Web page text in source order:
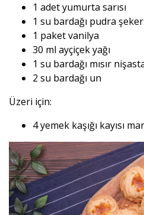
1 adet yumurta sarısı
1 su bardağı pudra
1 paket vanilya
30 ml ayçiçek yağı
1 su bardağı mısır
2 su bardağı un
Üzeri için:
4 yemek kaşığı kayısı